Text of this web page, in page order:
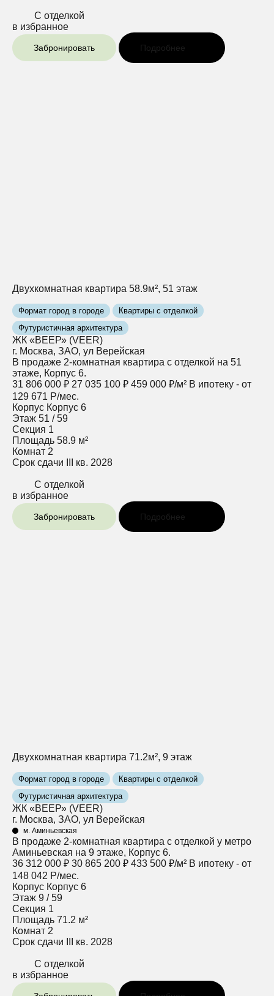
С отделкой
в избранное
Забронировать Подробнее
Двухкомнатная квартира 58.9м², 51 этаж
Формат город в городе
Квартиры с отделкой
Футуристичная архитектура
ЖК «ВЕЕР» (VEER)
г. Москва, ЗАО, ул Верейская
В продаже 2-комнатная квартира с отделкой на 51
этаже, Корпус 6.
31 806 000 ₽ 27 035 100 ₽ 459 000 ₽/м² В ипотеку - от
129 671 Р/мес.
Корпус Корпус 6
Этаж 51 / 59
Секция 1
Площадь 58.9 м²
Комнат 2
Срок сдачи
III кв. 2028
С отделкой
в избранное
Забронировать Подробнее
Двухкомнатная квартира 71.2м², 9 этаж
Формат город в городе
Квартиры с отделкой
Футуристичная архитектура
ЖК «ВЕЕР» (VEER)
г. Москва, ЗАО, ул Верейская
м. Аминьевская
В продаже 2-комнатная квартира с отделкой у метро
Аминьевская на 9 этаже, Корпус 6.
36 312 000 ₽ 30 865 200 ₽ 433 500 ₽/м² В ипотеку - от
148 042 Р/мес.
Корпус Корпус 6
Этаж 9 / 59
Секция 1
Площадь 71.2 м²
Комнат 2
Срок сдачи
III кв. 2028
С отделкой
в избранное